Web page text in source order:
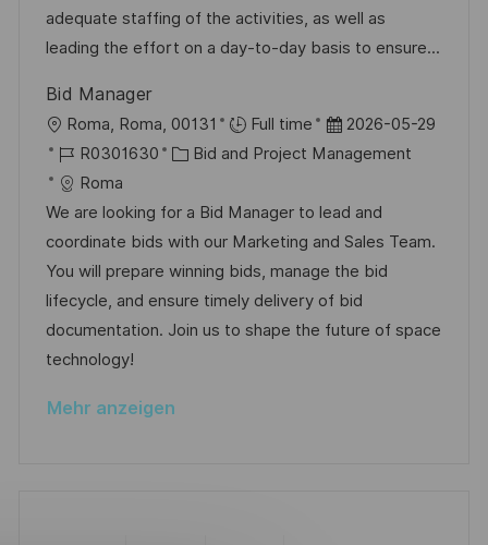
n
g
d
e
e
r
f
f
e
n
t
I
D
g
o
e
adequate staffing of the activities, as well as
leading the effort on a day-to-day basis to ensure...
Bid Manager
O
r
t
Roma, Roma, 00131 Full time
D
a
u
m
d
e
r
2026-05-29
J
o
b
-
I
D
R0301630
K
t
e
g
o
r
Bid and Project Management
Roma
We are looking for a Bid Manager to lead and
coordinate bids with our Marketing and Sales Team.
You will prepare winning bids, manage the bid
lifecycle, and ensure timely delivery of bid
documentation. Join us to shape the future of space
technology!
Mehr anzeigen